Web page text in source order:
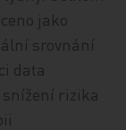
jako
srovnání
data
rizika